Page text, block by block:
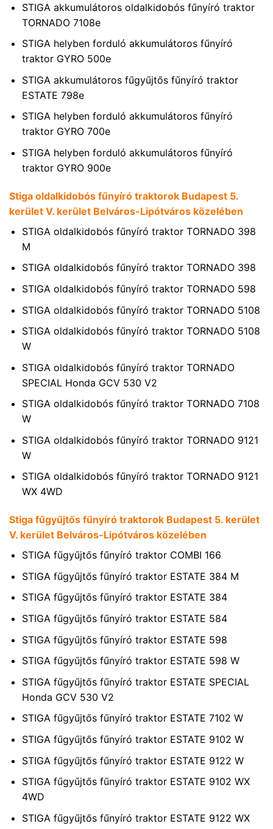
STIGA akkumulátoros oldalkidobós fűnyíró traktor
TORNADO 7108e
STIGA helyben forduló akkumulátoros fűnyíró
traktor GYRO 500e
STIGA akkumulátoros fűgyűjtős fűnyíró traktor
ESTATE 798e
STIGA helyben forduló akkumulátoros fűnyíró
traktor GYRO 700e
STIGA helyben forduló akkumulátoros fűnyíró
traktor GYRO 900e
Stiga oldalkidobós fűnyíró traktorok Budapest 5.
kerület V. kerület Belváros-Lipótváros közelében
STIGA oldalkidobós fűnyíró traktor TORNADO 398
M
STIGA oldalkidobós fűnyíró traktor TORNADO 398
STIGA oldalkidobós fűnyíró traktor TORNADO 598
STIGA oldalkidobós fűnyíró traktor TORNADO 5108
STIGA oldalkidobós fűnyíró traktor TORNADO 5108
W
STIGA oldalkidobós fűnyíró traktor TORNADO
SPECIAL Honda GCV 530 V2
STIGA oldalkidobós fűnyíró traktor TORNADO 7108
W
STIGA oldalkidobós fűnyíró traktor TORNADO 9121
W
STIGA oldalkidobós fűnyíró traktor TORNADO 9121
WX 4WD
Stiga fűgyűjtős fűnyíró traktorok Budapest 5. kerület
V. kerület Belváros-Lipótváros közelében
STIGA fűgyűjtős fűnyíró traktor COMBI 166
STIGA fűgyűjtős fűnyíró traktor ESTATE 384 M
STIGA fűgyűjtős fűnyíró traktor ESTATE 384
STIGA fűgyűjtős fűnyíró traktor ESTATE 584
STIGA fűgyűjtős fűnyíró traktor ESTATE 598
STIGA fűgyűjtős fűnyíró traktor ESTATE 598 W
STIGA fűgyűjtős fűnyíró traktor ESTATE SPECIAL
Honda GCV 530 V2
STIGA fűgyűjtős fűnyíró traktor ESTATE 7102 W
STIGA fűgyűjtős fűnyíró traktor ESTATE 9102 W
STIGA fűgyűjtős fűnyíró traktor ESTATE 9122 W
STIGA fűgyűjtős fűnyíró traktor ESTATE 9102 WX
4WD
STIGA fűgyűjtős fűnyíró traktor ESTATE 9122 WX